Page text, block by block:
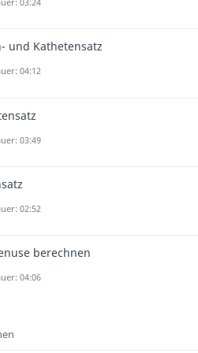
und Kathetensatz
04:12
03:49
02:52
berechnen
04:06